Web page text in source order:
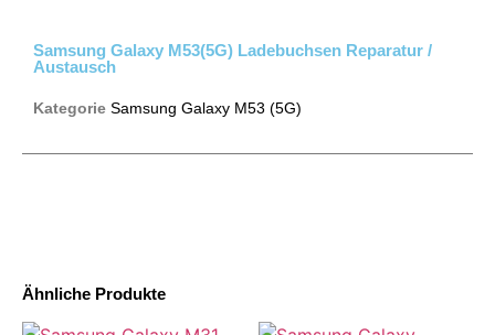
Ähnliche Produkte
Samsung Galaxy M53(5G) Ladebuchsen Reparatur /
Austausch
Kategorie Samsung Galaxy M53 (5G)